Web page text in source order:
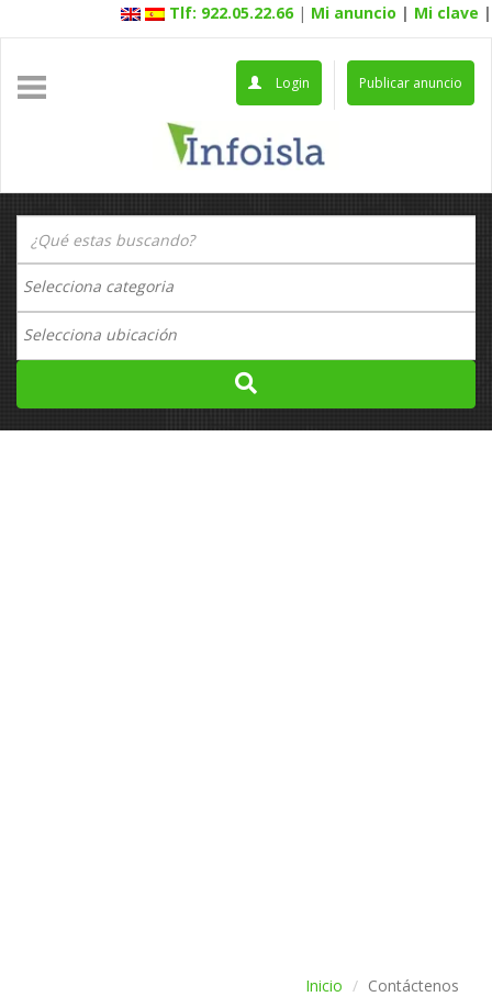
Tlf: 922.05.22.66 | Mi anuncio | Mi clave |
Publicar anuncio
Login
Inicio Contáctenos